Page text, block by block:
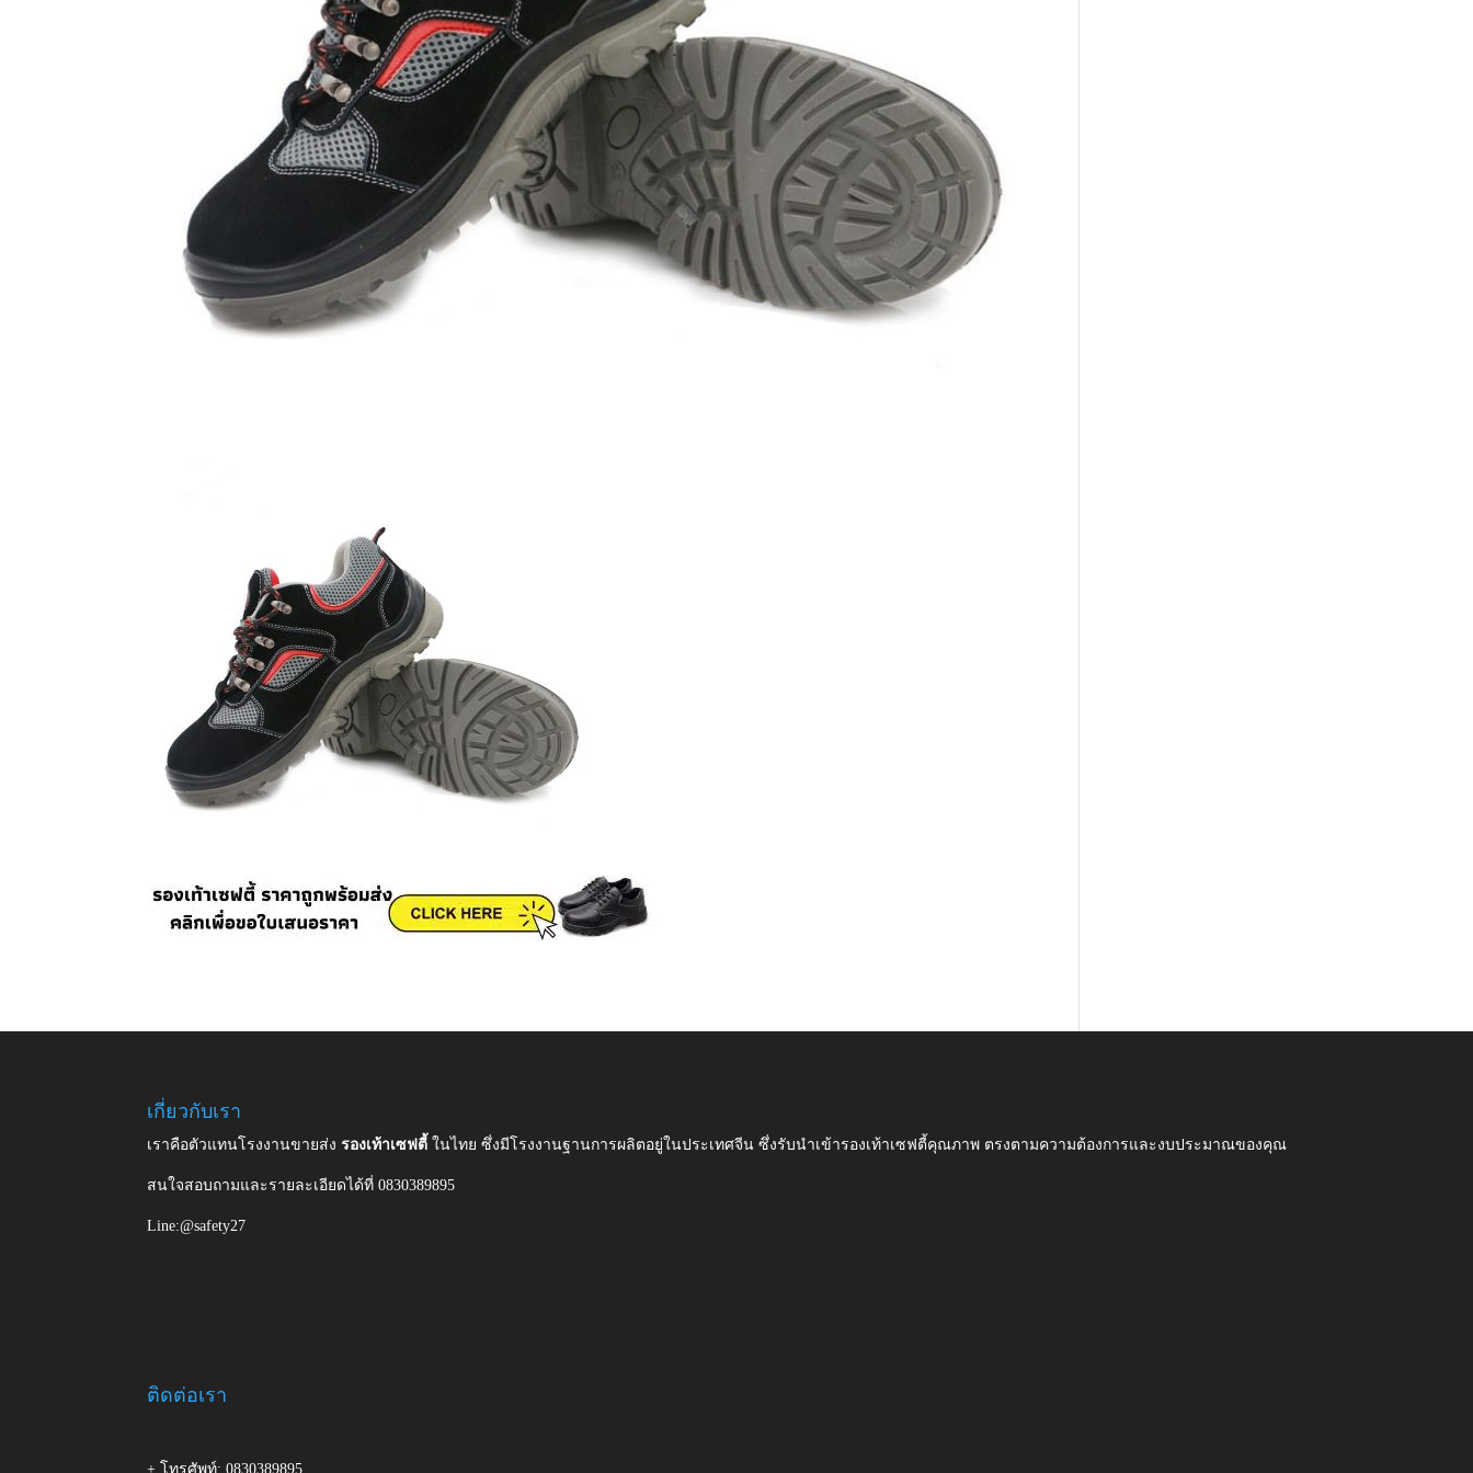
เกี่ยวกับเรา
เราคือตัวแทนโรงงานขายส่งรองเท้าเซฟตี้ในไทย ซึ่งมีโรงงานฐานการผลิตอยู่ในประเทศจีน ซึ่งรับนำเข้ารองเท้าเซฟตี้คุณภาพ ตรงตามความต้องการและงบประมาณของคุณ
สนใจสอบถามและรายละเอียดได้ที่ 0830389895
Line:@safety27
ติดต่อเรา
+ โทรศัพท์: 0830389895